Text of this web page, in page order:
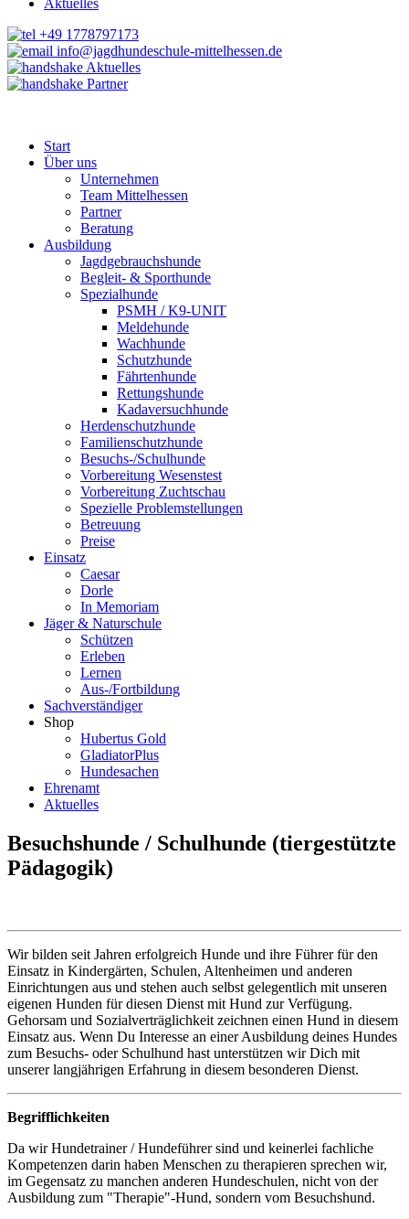
Aktuelles
+49 1778797173
info@jagdhundeschule-mittelhessen.de
Aktuelles
Partner
Start
Über uns
Unternehmen
Team Mittelhessen
Partner
Beratung
Ausbildung
Jagdgebrauchshunde
Begleit- & Sporthunde
Spezialhunde
PSMH / K9-UNIT
Meldehunde
Wachhunde
Schutzhunde
Fährtenhunde
Rettungshunde
Kadaversuchhunde
Herdenschutzhunde
Familienschutzhunde
Besuchs-/Schulhunde
Vorbereitung Wesenstest
Vorbereitung Zuchtschau
Spezielle Problemstellungen
Betreuung
Preise
Einsatz
Caesar
Dorle
In Memoriam
Jäger & Naturschule
Schützen
Erleben
Lernen
Aus-/Fortbildung
Sachverständiger
Shop
Hubertus Gold
GladiatorPlus
Hundesachen
Ehrenamt
Aktuelles
Besuchshunde / Schulhunde (tiergestützte
Pädagogik)
Wir bilden seit Jahren erfolgreich Hunde und ihre Führer für den
Einsatz in Kindergärten, Schulen, Altenheimen und anderen
Einrichtungen aus und stehen auch selbst gelegentlich mit unseren
eigenen Hunden für diesen Dienst mit Hund zur Verfügung.
Gehorsam und Sozialverträglichkeit zeichnen einen Hund in diesem
Einsatz aus. Wenn Du Interesse an einer Ausbildung deines Hundes
zum Besuchs- oder Schulhund hast unterstützen wir Dich mit
unserer langjährigen Erfahrung in diesem besonderen Dienst.
Begrifflichkeiten
Da wir Hundetrainer / Hundeführer sind und keinerlei fachliche
Kompetenzen darin haben Menschen zu therapieren sprechen wir,
im Gegensatz zu manchen anderen Hundeschulen, nicht von der
Ausbildung zum "Therapie"-Hund, sondern vom Besuchshund.